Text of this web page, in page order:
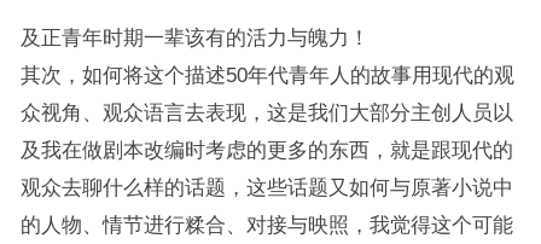
及正青年时期一辈该有的活力与魄力！
其次，如何将这个描述50年代青年人的故事用现代的观
众视角、观众语言去表现，这是我们大部分主创人员以
及我在做剧本改编时考虑的更多的东西，就是跟现代的
观众去聊什么样的话题，这些话题又如何与原著小说中
的人物、情节进行糅合、对接与映照，我觉得这个可能